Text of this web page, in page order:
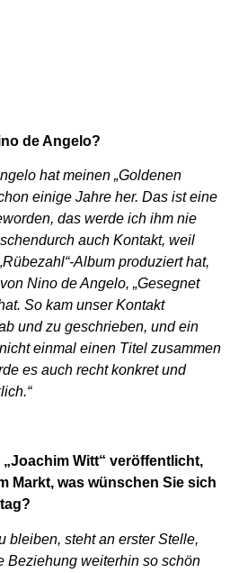
de Angelo?
hat meinen „Goldenen
einige Jahre her. Das ist eine
das werde ich ihm nie
auch Kontakt, weil
Album produziert hat,
Nino de Angelo, „Gesegnet
So kam unser Kontakt
und zu geschrieben, und ein
einmal einen Titel zusammen
es auch recht konkret und
Witt“ veröffentlicht,
Markt, was wünschen Sie sich
bleiben, steht an erster Stelle,
Beziehung weiterhin so schön